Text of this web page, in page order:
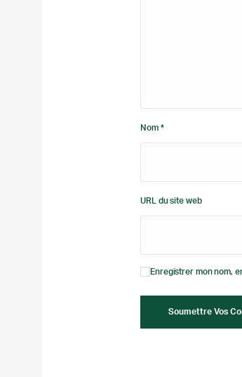
Nom *
URL du site web
Enregistrer mon nom,